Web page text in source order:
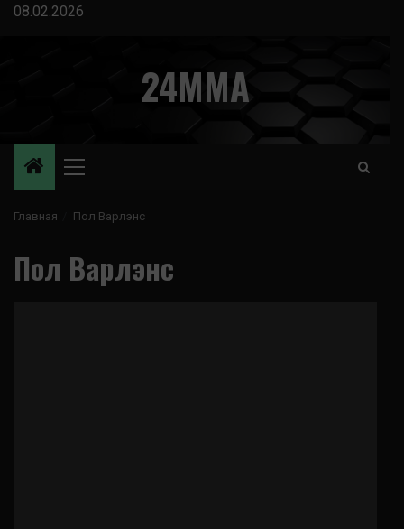
Перейти
08.02.2026
24MMA
Основное
Главная Пол Варлэнс
Пол Варлэнс